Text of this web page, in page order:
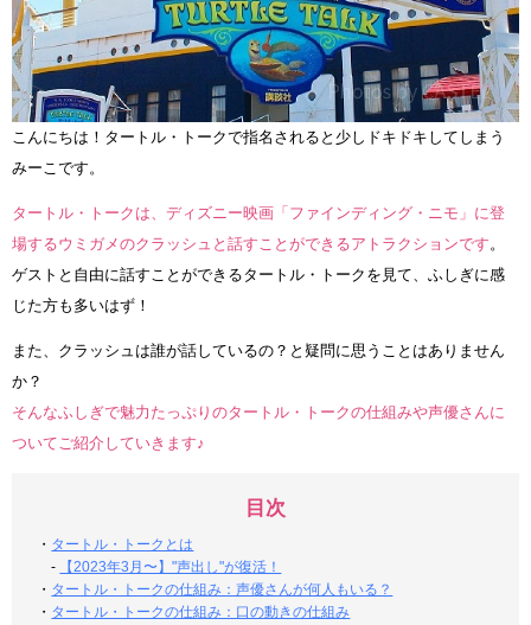
こんにちは！タートル・トークで指名されると少しドキドキしてしまう
みーこです。
タートル・トークは、ディズニー映画「ファインディング・ニモ」に登
場するウミガメのクラッシュと話すことができるアトラクションです。
ゲストと自由に話すことができるタートル・トークを見て、ふしぎに感
じた方も多いはず！
また、クラッシュは誰が話しているの？と疑問に思うことはありません
か？
そんなふしぎで魅力たっぷりのタートル・トークの仕組みや声優さんに
ついてご紹介していきます♪
目次
・ タートル・トークとは
-
【2023年3月〜】"声出し"が復活！
・ タートル・トークの仕組み：声優さんが何人もいる？
・ タートル・トークの仕組み：口の動きの仕組み